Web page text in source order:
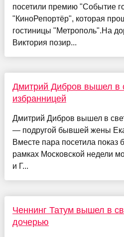
посетили премию "Событие
"КиноРепортёр", которая
гостиницы "Метрополь".На
Виктория позир...
Дмитрий Дибров вышел в
избранницей
Дмитрий Дибров вышел в
— подругой бывшей жены
Вместе пара посетила показ
рамках Московской недели
и Г...
Ченнинг Татум вышел в
дочерью